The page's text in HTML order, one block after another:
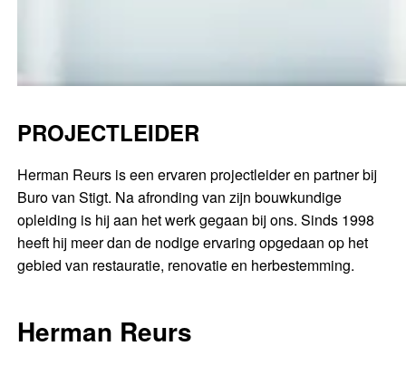
PROJECTLEIDER
Herman Reurs is een ervaren projectleider en partner bij
Buro van Stigt. Na afronding van zijn bouwkundige
opleiding is hij aan het werk gegaan bij ons. Sinds 1998
heeft hij meer dan de nodige ervaring opgedaan op het
gebied van restauratie, renovatie en herbestemming.
Herman Reurs